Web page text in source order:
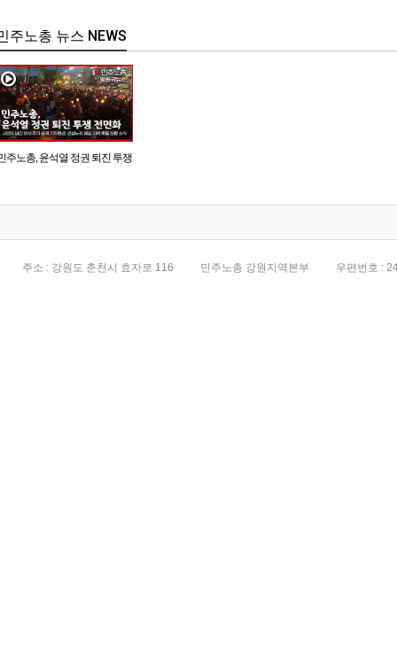
주노총 뉴스 NEWS
주노총, 윤석열 정권 퇴진 투쟁
주소 : 강원도 춘천시 효자로 116 민주노총 강원지역본부 우편번호 :